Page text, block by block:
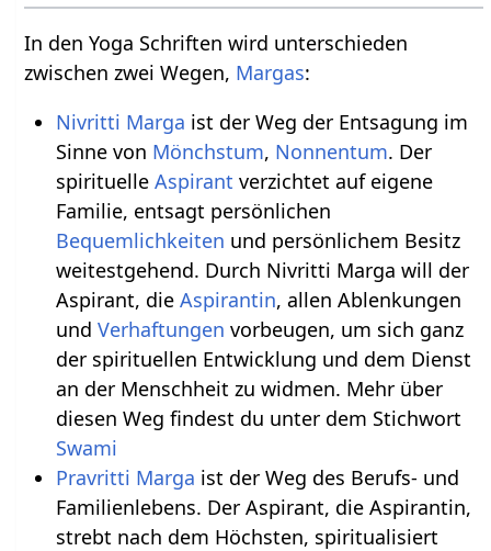
In den Yoga Schriften wird unterschieden
zwischen zwei Wegen, Margas:
Nivritti Marga ist der Weg der Entsagung im
Sinne von Mönchstum, Nonnentum. Der
spirituelle Aspirant verzichtet auf eigene
Familie, entsagt persönlichen
Bequemlichkeiten und persönlichem Besitz
weitestgehend. Durch Nivritti Marga will der
Aspirant, die Aspirantin, allen Ablenkungen
und Verhaftungen vorbeugen, um sich ganz
der spirituellen Entwicklung und dem Dienst
an der Menschheit zu widmen. Mehr über
diesen Weg findest du unter dem Stichwort
Swami
Pravritti Marga ist der Weg des Berufs- und
Familienlebens. Der Aspirant, die Aspirantin,
strebt nach dem Höchsten, spiritualisiert